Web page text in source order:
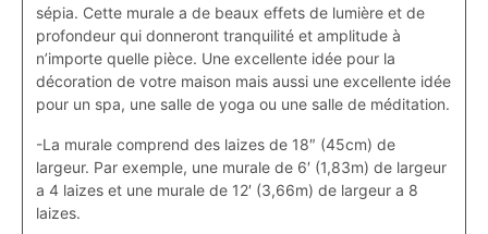
sépia. Cette murale a de beaux effets de lumière et de
profondeur qui donneront tranquilité et amplitude à
n’importe quelle pièce. Une excellente idée pour la
décoration de votre maison mais aussi une excellente idée
pour un spa, une salle de yoga ou une salle de méditation.
-La murale comprend des laizes de 18″ (45cm) de
largeur. Par exemple, une murale de 6′ (1,83m) de largeur
a 4 laizes et une murale de 12′ (3,66m) de largeur a 8
laizes.